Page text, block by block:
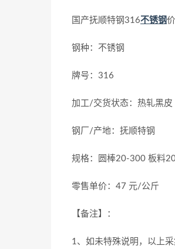
国产抚顺特钢316不锈钢
钢种：不锈钢
牌号：316
加工/交货状态：热轧黑皮
钢厂/产地：抚顺特钢
规格：圆棒20-300 板料
零售单价：47 元/公斤
【备注】：
1、如未特殊说明，以上